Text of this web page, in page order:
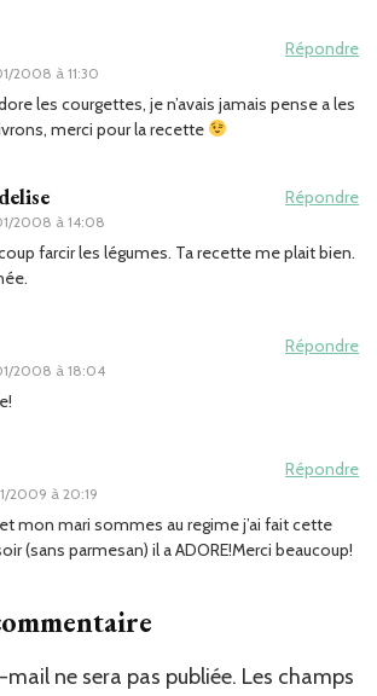
2008 à 11:30
Répondre
les courgettes, je n’avais jamais pense a les
merci pour la recette
2008 à 14:08
Répondre
farcir les légumes. Ta recette me plait bien.
2008 à 18:04
Répondre
2009 à 20:19
Répondre
mon mari sommes au regime j’ai fait cette
(sans parmesan) il a ADORE!Merci beaucoup!
ne sera pas publiée. Les champs